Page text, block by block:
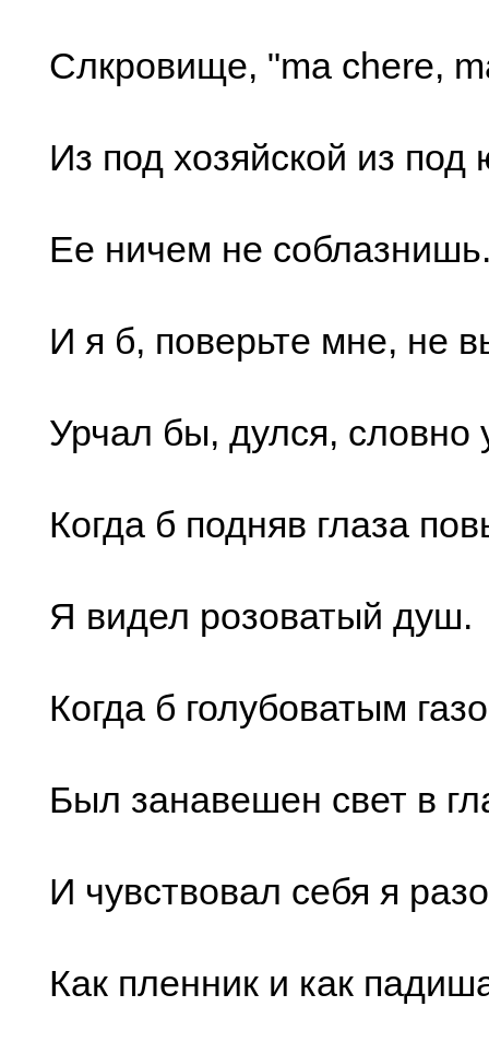
Слкровище, "ma chere,
Из под хозяйской из под
Ее ничем не
И я б, поверьте мне, не
Урчал бы, дулся, словно
Когда б подняв глаза
Я видел розоватый душ.
Когда б голубоватым
Был занавешен свет в
И чувствовал себя я
Как пленник и как